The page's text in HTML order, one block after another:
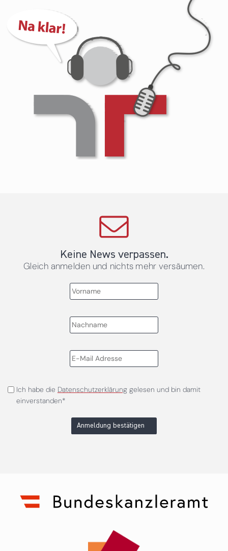
Keine News verpassen.
Gleich anmelden und nichts mehr versäumen.
Ich habe die Datenschutzerklärunggelesen und bin damit
einverstanden*
Anmeldung bestätigen